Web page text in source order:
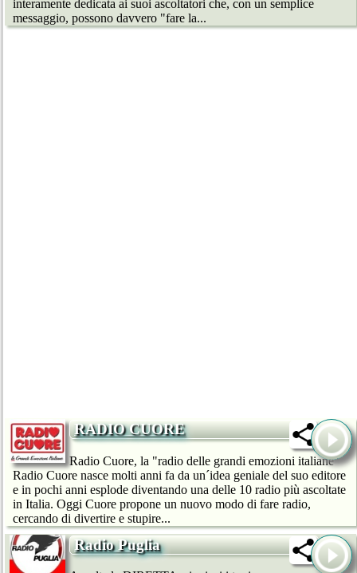
interamente dedicata ai suoi ascoltatori che, con un semplice
messaggio, possono davvero "fare la...
RADIO CUORE
Radio Cuore, la "radio delle grandi emozioni italiane"
Radio Cuore nasce molti anni fa da un´idea geniale del suo editore
e in pochi anni esplode diventando una delle 10 radio più ascoltate
in Italia. Oggi Cuore propone un nuovo modo di fare radio,
cercando di divertire e stupire...
Radio Puglia